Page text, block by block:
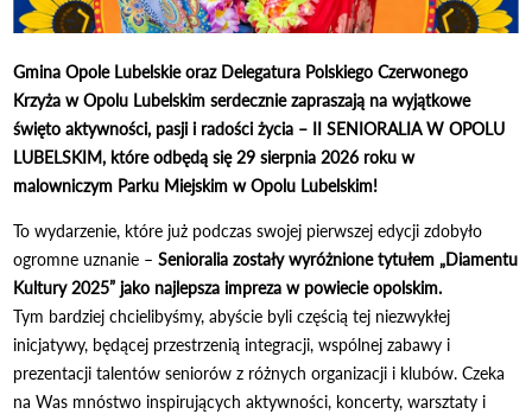
Gmina Opole Lubelskie oraz Delegatura Polskiego Czerwonego
Krzyża w Opolu Lubelskim serdecznie zapraszają na wyjątkowe
święto aktywności, pasji i radości życia – II SENIORALIA W OPOLU
LUBELSKIM, które odbędą się 29 sierpnia 2026 roku w
malowniczym Parku Miejskim w Opolu Lubelskim!
To wydarzenie, które już podczas swojej pierwszej edycji zdobyło
ogromne uznanie –Senioralia zostały wyróżnione tytułem „Diamentu
Kultury 2025” jako najlepsza impreza w powiecie opolskim.
Tym bardziej chcielibyśmy, abyście byli częścią tej niezwykłej
inicjatywy, będącej przestrzenią integracji, wspólnej zabawy i
prezentacji talentów seniorów z różnych organizacji i klubów. Czeka
na Was mnóstwo inspirujących aktywności, koncerty, warsztaty i